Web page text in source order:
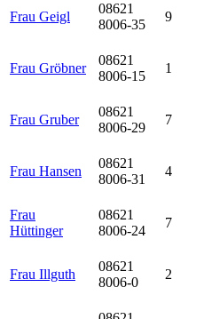
Frau Geigl
08621
8006-35
9
Frau Gröbner
08621
8006-15
1
Frau Gruber
08621
8006-29
7
Frau Hansen
08621
8006-31
4
Frau
Hüttinger
08621
8006-24
7
Frau Illguth
08621
8006-0
2